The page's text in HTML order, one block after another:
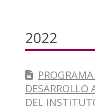
2022
DESARROLLO
DEL